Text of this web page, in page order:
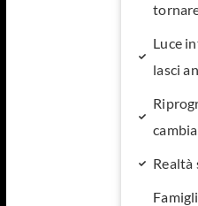
Luce
lasci
Realtà